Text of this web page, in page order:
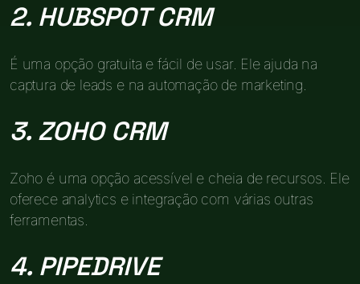
2. HUBSPOT CRM
É uma opção gratuita e fácil de usar. Ele ajuda na
captura de leads e na automação de marketing.
3. ZOHO CRM
Zoho é uma opção acessível e cheia de recursos. Ele
oferece analytics e integração com várias outras
ferramentas.
4. PIPEDRIVE